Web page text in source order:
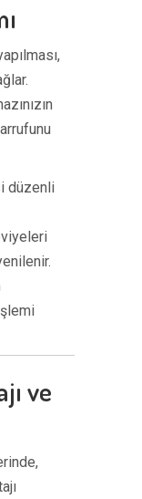
düzenli
ve